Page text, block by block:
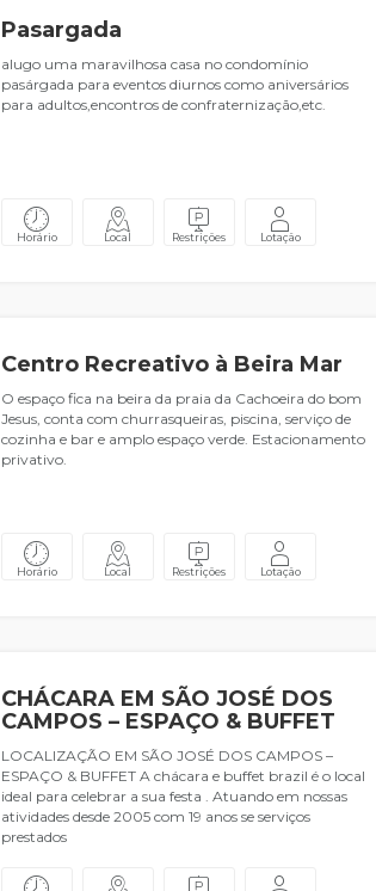
Pasargada
alugo uma maravilhosa casa no condomínio
pasárgada para eventos diurnos como aniversários
para adultos,encontros de confraternização,etc.
Horário Local Restrições Lotação
Centro Recreativo à Beira Mar
O espaço fica na beira da praia da Cachoeira do bom
Jesus, conta com churrasqueiras, piscina, serviço de
cozinha e bar e amplo espaço verde. Estacionamento
privativo.
Horário Local Restrições Lotação
CHÁCARA EM SÃO JOSÉ DOS
CAMPOS – ESPAÇO & BUFFET
LOCALIZAÇÃO EM SÃO JOSÉ DOS CAMPOS –
ESPAÇO & BUFFET A chácara e buffet brazil é o local
ideal para celebrar a sua festa . Atuando em nossas
atividades desde 2005 com 19 anos se serviços
prestados